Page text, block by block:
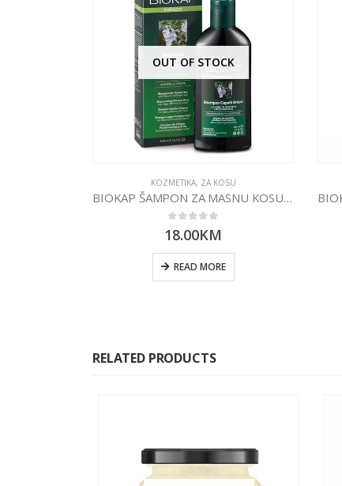
OUT OF STOCK
KOZMETIKA, ZA KOSU
BIOKAP ŠAMPON ZA MASNU KOSU 200ML
0 out of 5
18.00KM
READ MORE
RELATED PRODUCTS